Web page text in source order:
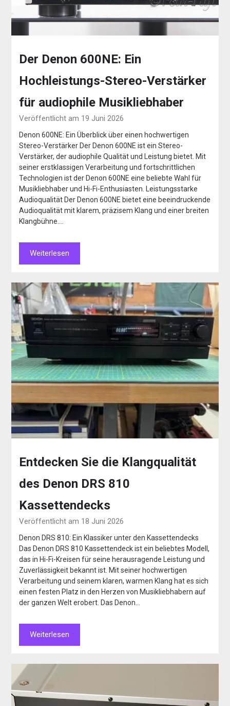
Der Denon 600NE: Ein
Hochleistungs-Stereo-Verstärker
für audiophile Musikliebhaber
Veröffentlicht am 19 Juni 2026
Denon 600NE: Ein Überblick über einen hochwertigen
Stereo-Verstärker Der Denon 600NE ist ein Stereo-
Verstärker, der audiophile Qualität und Leistung bietet. Mit
seiner erstklassigen Verarbeitung und fortschrittlichen
Technologien ist der Denon 600NE eine beliebte Wahl für
Musikliebhaber und Hi-Fi-Enthusiasten. Leistungsstarke
Audioqualität Der Denon 600NE bietet eine beeindruckende
Audioqualität mit klarem, präzisem Klang und einer breiten
Klangbühne….
Weiterlesen
Entdecken Sie die Klangqualität
des Denon DRS 810
Kassettendecks
Veröffentlicht am 18 Juni 2026
Denon DRS 810: Ein Klassiker unter den Kassettendecks
Das Denon DRS 810 Kassettendeck ist ein beliebtes Modell,
das in Hi-Fi-Kreisen für seine herausragende Leistung und
Zuverlässigkeit bekannt ist. Mit seiner hochwertigen
Verarbeitung und seinem klaren, warmen Klang hat es sich
einen festen Platz in den Herzen von Musikliebhabern auf
der ganzen Welt erobert. Das Denon…
Weiterlesen